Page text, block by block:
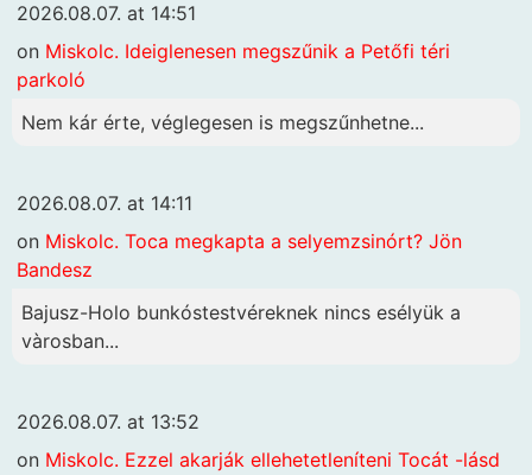
2026.08.07. at 14:51
on Miskolc. Ideiglenesen megszűnik a Petőfi téri
parkoló
Nem kár érte, véglegesen is megszűnhetne...
2026.08.07. at 14:11
on Miskolc. Toca megkapta a selyemzsinórt? Jön
Bandesz
Bajusz-Holo bunkóstestvéreknek nincs esélyük a
vàrosban...
2026.08.07. at 13:52
on Miskolc. Ezzel akarják ellehetetleníteni Tocát -lásd